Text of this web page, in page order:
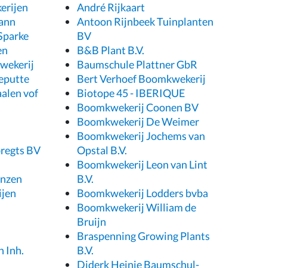
vof
BV
Inh.
André Rijkaart
Antoon Rijnbeek Tuinplanten
BV
B&B Plant B.V.
Baumschule Plattner GbR
Bert Verhoef Boomkwekerij
Biotope 45 - IBERIQUE
Boomkwekerij Coonen BV
Boomkwekerij De Weimer
Boomkwekerij Jochems van
Opstal B.V.
Boomkwekerij Leon van Lint
B.V.
Boomkwekerij Lodders bvba
Boomkwekerij William de
Bruijn
Braspenning Growing Plants
B.V.
Diderk Heinje Baumschul-